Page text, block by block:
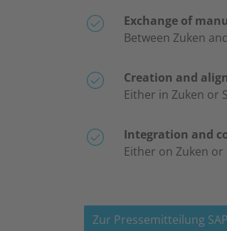
Exchange of
Between Zuken
Creation and
Either in Zuken or
Integration and
Either on Zuken or
Zur Pressemitteilung